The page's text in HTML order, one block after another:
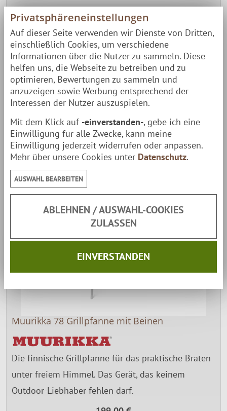
Mit 1200 Watt ideal für die volle Ladung
Räucherlachs, Fleisch, New York Style Pastrami,
Gemüse, Würstchen & Rippchen.
259,00 €279,00 €
zzgl.Paketversand
Lieferzeit: 1-2 Tage
ZUM PRODUKT
Muurikka 78 Grillpfanne mit Beinen
Die finnische Grillpfanne für das praktische Braten
unter freiem Himmel. Das Gerät, das keinem
Outdoor-Liebhaber fehlen darf.
Privatsphäreneinstellungen
Auf dieser Seite verwenden wir Dienste von Dritten,
einschließlich Cookies, um verschiedene
Informationen über die Nutzer zu sammeln. Diese
helfen uns, die Webseite zu betreiben und zu
optimieren, Bewertungen zu sammeln und
anzuzeigen sowie Werbung entsprechend der
Interessen der Nutzer auszuspielen.
Mit dem Klick auf -einverstanden-, gebe ich eine
Einwilligung für alle Zwecke, kann meine
Einwilligung jederzeit widerrufen oder anpassen.
Mehr über unsere Cookies unter Datenschutz.
AUSWAHL BEARBEITEN
ABLEHNEN / AUSWAHL-COOKIES
ZULASSEN
EINVERSTANDEN